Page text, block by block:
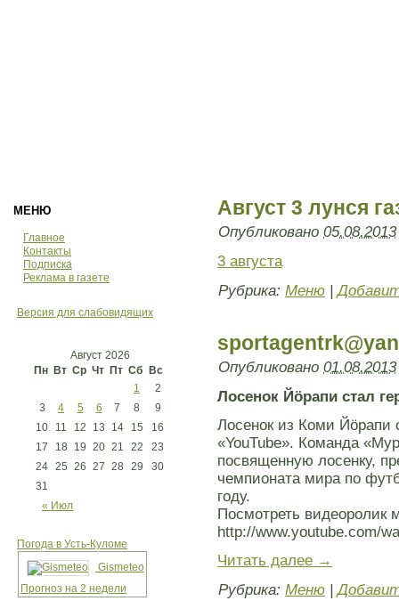
МЕНЮ
Главное
Контакты
Подписка
Реклама в газете
Версия для слабовидящих
Август 2026
Пн Вт Ср Чт Пт Сб Вс
« Июл
1
2
3
4 5 6 7 8
9
10
11 12 13 14 15
16
17
18 19 20 21 22
23
24 25 26 27 28 29
30
31
Погода в Усть-Куломе
Gismeteo
Прогноз на 2 недели
Август 3 лунся
Опубликовано 05.08.2013
3 августа
Рубрика: Меню |
Опубликовано 01.08.2013
Лосенок Йӧрапи стал
Лосенок из Коми Йӧрапи
«YouTube». Команда
посвященную лосенку,
чемпионата мира по
году.
Посмотреть
http://www.youtube.com/
Читать далее →
Рубрика: Меню |